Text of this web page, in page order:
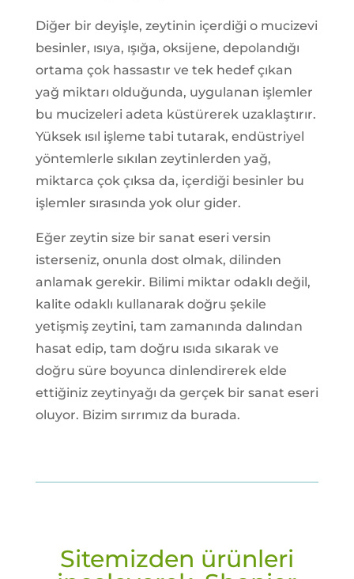
Diğer bir deyişle, zeytinin içerdiği o mucizevi
besinler, ısıya, ışığa, oksijene, depolandığı
ortama çok hassastır ve tek hedef çıkan
yağ miktarı olduğunda, uygulanan işlemler
bu mucizeleri adeta küstürerek uzaklaştırır.
Yüksek ısıl işleme tabi tutarak, endüstriyel
yöntemlerle sıkılan zeytinlerden yağ,
miktarca çok çıksa da, içerdiği besinler bu
işlemler sırasında yok olur gider.
Eğer zeytin size bir sanat eseri versin
isterseniz, onunla dost olmak, dilinden
anlamak gerekir. Bilimi miktar odaklı değil,
kalite odaklı kullanarak doğru şekile
yetişmiş zeytini, tam zamanında dalından
hasat edip, tam doğru ısıda sıkarak ve
doğru süre boyunca dinlendirerek elde
ettiğiniz zeytinyağı da gerçek bir sanat eseri
oluyor. Bizim sırrımız da burada.
Sitemizden ürünleri